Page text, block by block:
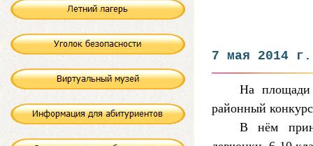
7 мая 2014 г.
На
районный
В нём